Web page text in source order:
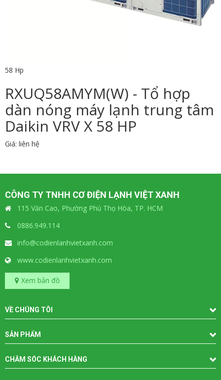
58 Hp
RXUQ58AMYM(W) - Tổ hợp
dàn nóng máy lạnh trung tâm
Daikin VRV X 58 HP
Giá: liên hệ
CÔNG TY TNHH CƠ ĐIỆN LẠNH VIỆT XANH
115 Văn Cao, Phường Phú Thọ Hòa, TP. HCM
0886.949.114
info@codienlanhvietxanh.com
www.codienlanhvietxanh.com
Xem bản đồ
VỀ CHÚNG TÔI
SẢN PHẨM
CHĂM SÓC KHÁCH HÀNG